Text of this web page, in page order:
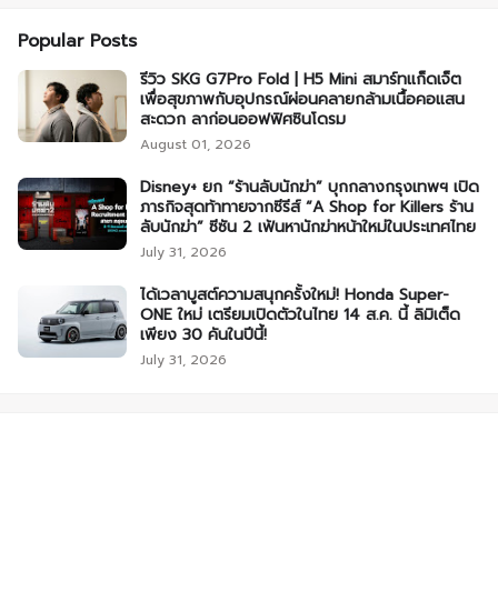
Popular Posts
รีวิว SKG G7Pro Fold | H5 Mini สมาร์ทแก็ดเจ็ต
เพื่อสุขภาพกับอุปกรณ์ผ่อนคลายกล้ามเนื้อคอแสน
สะดวก ลาก่อนออฟฟิศซินโดรม
August 01, 2026
Disney+ ยก “ร้านลับนักฆ่า” บุกกลางกรุงเทพฯ เปิด
ภารกิจสุดท้าทายจากซีรีส์ “A Shop for Killers ร้าน
ลับนักฆ่า” ซีซัน 2 เฟ้นหานักฆ่าหน้าใหม่ในประเทศไทย
July 31, 2026
ได้เวลาบูสต์ความสนุกครั้งใหม่! Honda Super-
ONE ใหม่ เตรียมเปิดตัวในไทย 14 ส.ค. นี้ ลิมิเต็ด
เพียง 30 คันในปีนี้!
July 31, 2026